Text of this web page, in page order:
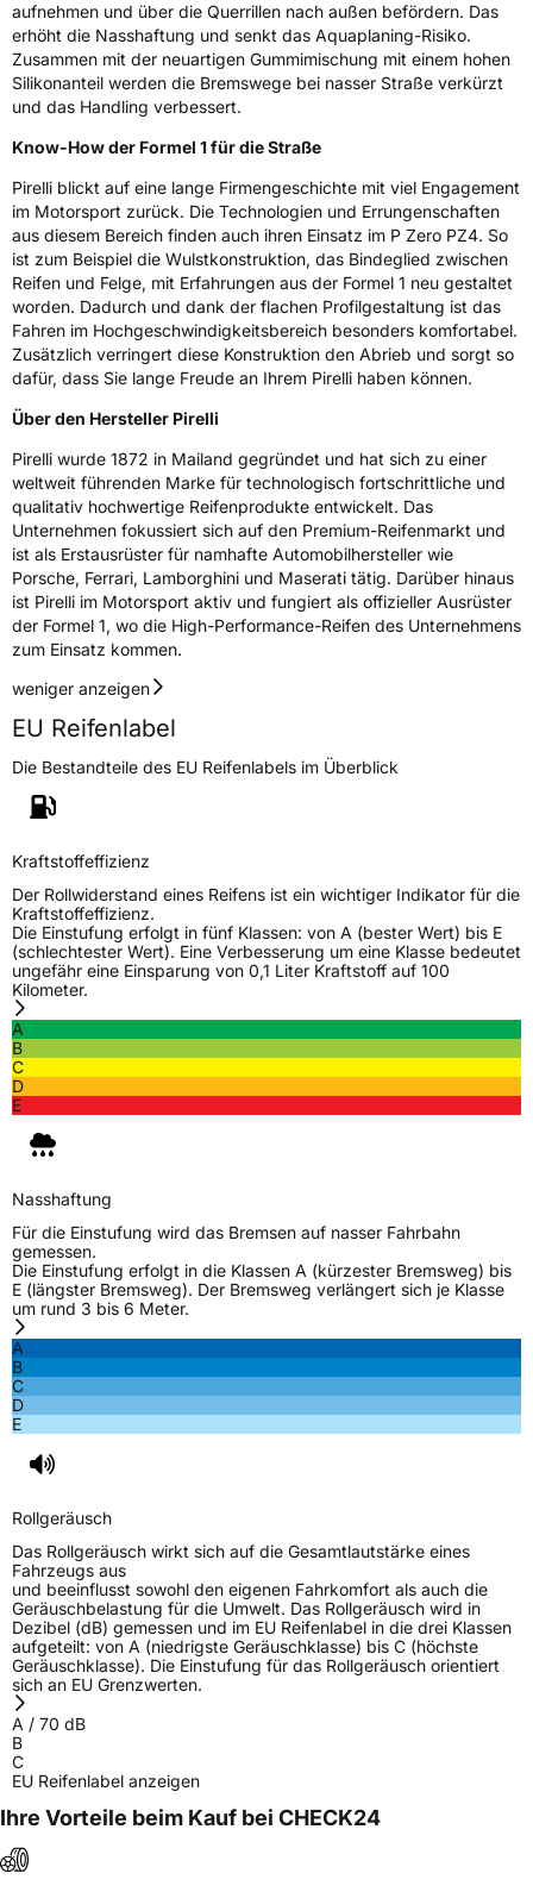
aufnehmen und über die Querrillen nach außen befördern. Das
erhöht die Nasshaftung und senkt das Aquaplaning-Risiko.
Zusammen mit der neuartigen Gummimischung mit einem hohen
Silikonanteil werden die Bremswege bei nasser Straße verkürzt
und das Handling verbessert.
Know-How der Formel 1 für die Straße
Pirelli blickt auf eine lange Firmengeschichte mit viel Engagement
im Motorsport zurück. Die Technologien und Errungenschaften
aus diesem Bereich finden auch ihren Einsatz im P Zero PZ4. So
ist zum Beispiel die Wulstkonstruktion, das Bindeglied zwischen
Reifen und Felge, mit Erfahrungen aus der Formel 1 neu gestaltet
worden. Dadurch und dank der flachen Profilgestaltung ist das
Fahren im Hochgeschwindigkeitsbereich besonders komfortabel.
Zusätzlich verringert diese Konstruktion den Abrieb und sorgt so
dafür, dass Sie lange Freude an Ihrem Pirelli haben können.
Über den Hersteller Pirelli
Pirelli wurde 1872 in Mailand gegründet und hat sich zu einer
weltweit führenden Marke für technologisch fortschrittliche und
qualitativ hochwertige Reifenprodukte entwickelt. Das
Unternehmen fokussiert sich auf den Premium-Reifenmarkt und
ist als Erstausrüster für namhafte Automobilhersteller wie
Porsche, Ferrari, Lamborghini und Maserati tätig. Darüber hinaus
ist Pirelli im Motorsport aktiv und fungiert als offizieller Ausrüster
der Formel 1, wo die High-Performance-Reifen des Unternehmens
zum Einsatz kommen.
weniger anzeigen
EU Reifenlabel
Die Bestandteile des EU Reifenlabels im Überblick
Kraftstoffeffizienz
Der Rollwiderstand eines Reifens ist ein wichtiger Indikator für die
Kraftstoffeffizienz.
Die Einstufung erfolgt in fünf Klassen: von A (bester Wert) bis E
(schlechtester Wert). Eine Verbesserung um eine Klasse bedeutet
ungefähr eine Einsparung von 0,1 Liter Kraftstoff auf 100
Kilometer.
A
B
C
D
E
Nasshaftung
Für die Einstufung wird das Bremsen auf nasser Fahrbahn
gemessen.
Die Einstufung erfolgt in die Klassen A (kürzester Bremsweg) bis
E (längster Bremsweg). Der Bremsweg verlängert sich je Klasse
um rund 3 bis 6 Meter.
A
B
C
D
E
Rollgeräusch
Das Rollgeräusch wirkt sich auf die Gesamtlautstärke eines
Fahrzeugs aus
und beeinflusst sowohl den eigenen Fahrkomfort als auch die
Geräuschbelastung für die Umwelt. Das Rollgeräusch wird in
Dezibel (dB) gemessen und im EU Reifenlabel in die drei Klassen
aufgeteilt: von A (niedrigste Geräuschklasse) bis C (höchste
Geräuschklasse). Die Einstufung für das Rollgeräusch orientiert
sich an EU Grenzwerten.
A / 70 dB
B
C
EU Reifenlabel anzeigen
Ihre Vorteile beim Kauf bei CHECK24